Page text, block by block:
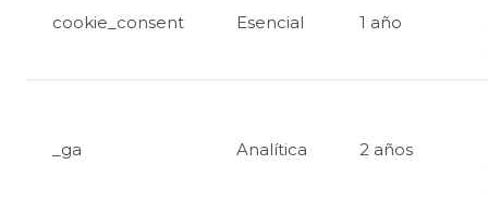
cookie_consent Esencial 1 año
_ga Analítica 2 años